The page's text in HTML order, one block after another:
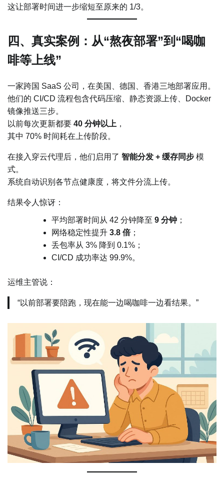
这让部署时间进一步缩短至原来的 1/3。
四、真实案例：从“熬夜部署”到“喝咖
啡等上线”
一家跨国 SaaS 公司，在美国、德国、香港三地部署应用。
他们的 CI/CD 流程包含代码压缩、静态资源上传、Docker
镜像推送三步。
以前每次更新都要 40 分钟以上 ，
其中 70% 时间耗在上传阶段。
在接入穿云代理后，他们启用了 智能分发 + 缓存同步 模
式。
系统自动识别各节点健康度，将文件分流上传。
结果令人惊讶：
平均部署时间从 42 分钟降至 9 分钟 ；
网络稳定性提升 3.8 倍；
丢包率从 3% 降到 0.1%；
CI/CD 成功率达 99.9%。
运维主管说：
“以前部署要陪跑，现在能一边喝咖啡一边看结果。”